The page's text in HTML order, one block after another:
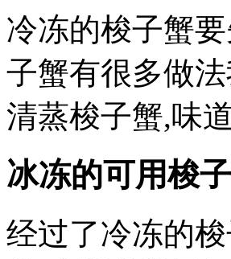
冷冻的梭子蟹
子蟹有很多做
清蒸梭子蟹,味
冰冻的可用梭
经过了冷冻的